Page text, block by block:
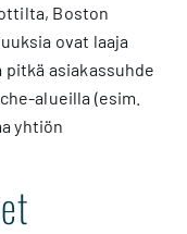
Boston
ovat laaja
asiakassuhde
alueilla (esim.
yhtiön